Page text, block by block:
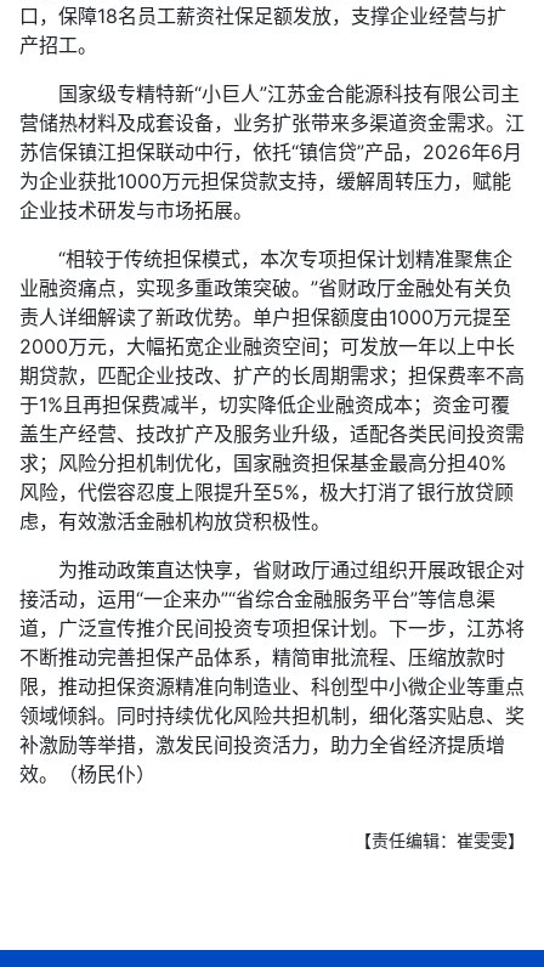
口，保障18名员工薪资社保足额发放，支撑企业经营与扩
产招工。
国家级专精特新“小巨人”江苏金合能源科技有限公司主
营储热材料及成套设备，业务扩张带来多渠道资金需求。江
苏信保镇江担保联动中行，依托“镇信贷”产品，2026年6月
为企业获批1000万元担保贷款支持，缓解周转压力，赋能
企业技术研发与市场拓展。
“相较于传统担保模式，本次专项担保计划精准聚焦企
业融资痛点，实现多重政策突破。”省财政厅金融处有关负
责人详细解读了新政优势。单户担保额度由1000万元提至
2000万元，大幅拓宽企业融资空间；可发放一年以上中长
期贷款，匹配企业技改、扩产的长周期需求；担保费率不高
于1%且再担保费减半，切实降低企业融资成本；资金可覆
盖生产经营、技改扩产及服务业升级，适配各类民间投资需
求；风险分担机制优化，国家融资担保基金最高分担40%
风险，代偿容忍度上限提升至5%，极大打消了银行放贷顾
虑，有效激活金融机构放贷积极性。
为推动政策直达快享，省财政厅通过组织开展政银企对
接活动，运用“一企来办”“省综合金融服务平台”等信息渠
道，广泛宣传推介民间投资专项担保计划。下一步，江苏将
不断推动完善担保产品体系，精简审批流程、压缩放款时
限，推动担保资源精准向制造业、科创型中小微企业等重点
领域倾斜。同时持续优化风险共担机制，细化落实贴息、奖
补激励等举措，激发民间投资活力，助力全省经济提质增
效。（杨民仆）
【责任编辑：崔雯雯】